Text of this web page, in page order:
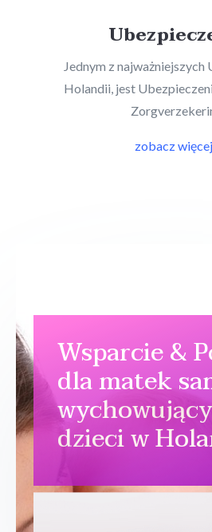
Jednym z
Holandii, jest
zobacz
Wsparcie &
dla matek
dzieci w